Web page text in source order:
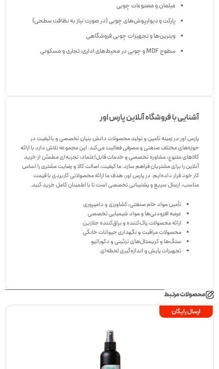
مبلمان و مصنوعات چوبی
پارکت و دیوارپوش‌های چوبی (در صورت نیاز به نظافت سطحی)
ویترین‌ها و تجهیزات چوبی فروشگاهی
سطوح MDF و چوبی در محیط‌های اداری، تجاری و مسکونی
آشنايی با فروشگاه آنلاین پارس اور
پارس اور در زمینه تامین و تولید محصولات دانش بنیان تخصصی و باکیفیت در
حوزه‌های مختلف صنعتی و مصرفی فعالیت می‌کند. این مجموعه تلاش دارد با ارائه
کالاهای متنوع، مشاوره تخصصی و خدمات قابل‌اعتماد، تجربه‌ای مطمئن از خرید
آنلاین را برای مشتریان فراهم سازد. ما کیفیت، اصالت کالا و رضایت مشتری را اساس
کار خود قرار داده‌ایم. در پارس اور، هدف ما ارائه محصولاتی کاربردی با قیمت
مناسب، ارسال سریع و پشتیبانی تخصصی است تا با اطمینان کامل خرید کنید.
تأمین مواد خام صنعتی، کشاورزی و دامپروری
عرضه افزودنی‌ها و مواد شیمیایی تخصصی
ارائه محصولات پاک‌کننده و براق‌کننده جلازین
محصولات مراقبت و نگهداری حیوانات خانگی
سنگ‌ها و کریستال‌های تزئینی و دکوراتیو
تجهیزات پایش و اندازه‌گیری لحظه‌ای
محصولات مرتبط
ارسال رایگان